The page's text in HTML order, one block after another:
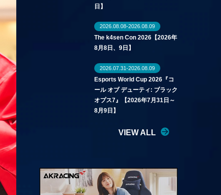
日】
2026.08.08-2026.08.09
The k4sen Con 2026【2026年
8月8日、9日】
2026.07.31-2026.08.09
Esports World Cup 2026『コ
ール オブ デューティ: ブラック
オプス7』【2026年7月31日～
8月9日】
VIEW ALL